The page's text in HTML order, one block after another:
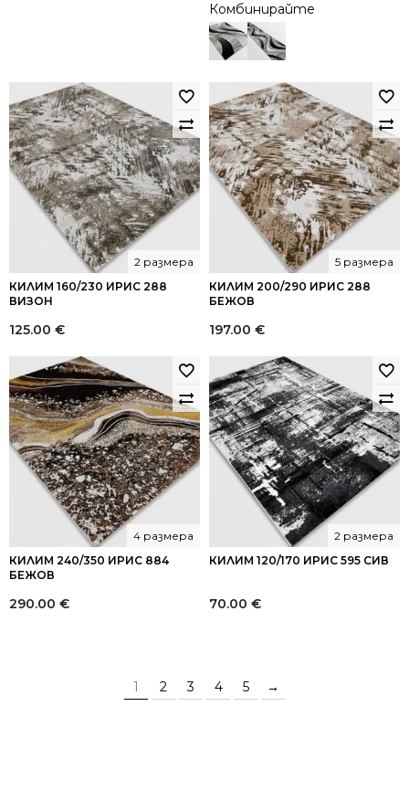
Комбинирайте
КИЛИМ 160/230 ИРИС 288
ВИЗОН
2 размера
125.00 €
КИЛИМ 200/290 ИРИС 288
БЕЖОВ
5 размера
197.00 €
КИЛИМ 240/350 ИРИС 884
БЕЖОВ
4 размера
290.00 €
КИЛИМ 120/170 ИРИС 595 СИВ
2 размера
70.00 €
1 2 3 4 5 →